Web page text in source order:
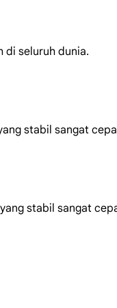
di seluruh dunia.
stabil sangat
stabil sangat